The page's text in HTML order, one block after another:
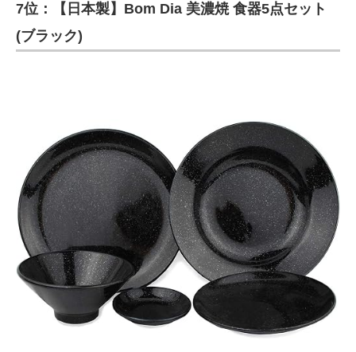
7位：【日本製】Bom Dia 美濃焼 食器5点セット
(ブラック)